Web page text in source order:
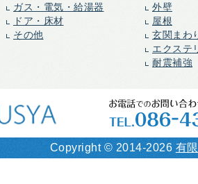
ガス・電気・給湯器
ドア・床材
その他
外壁
屋根
玄関まわ
エクステ
耐震補強
Copyright © 2014-2026 有